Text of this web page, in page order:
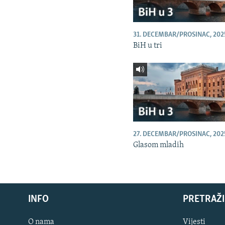
31. DECEMBAR/PROSINAC,
BiH u tri
27. DECEMBAR/PROSINAC,
Glasom mladih
INFO
O nama
PRETRAŽI
Vijesti